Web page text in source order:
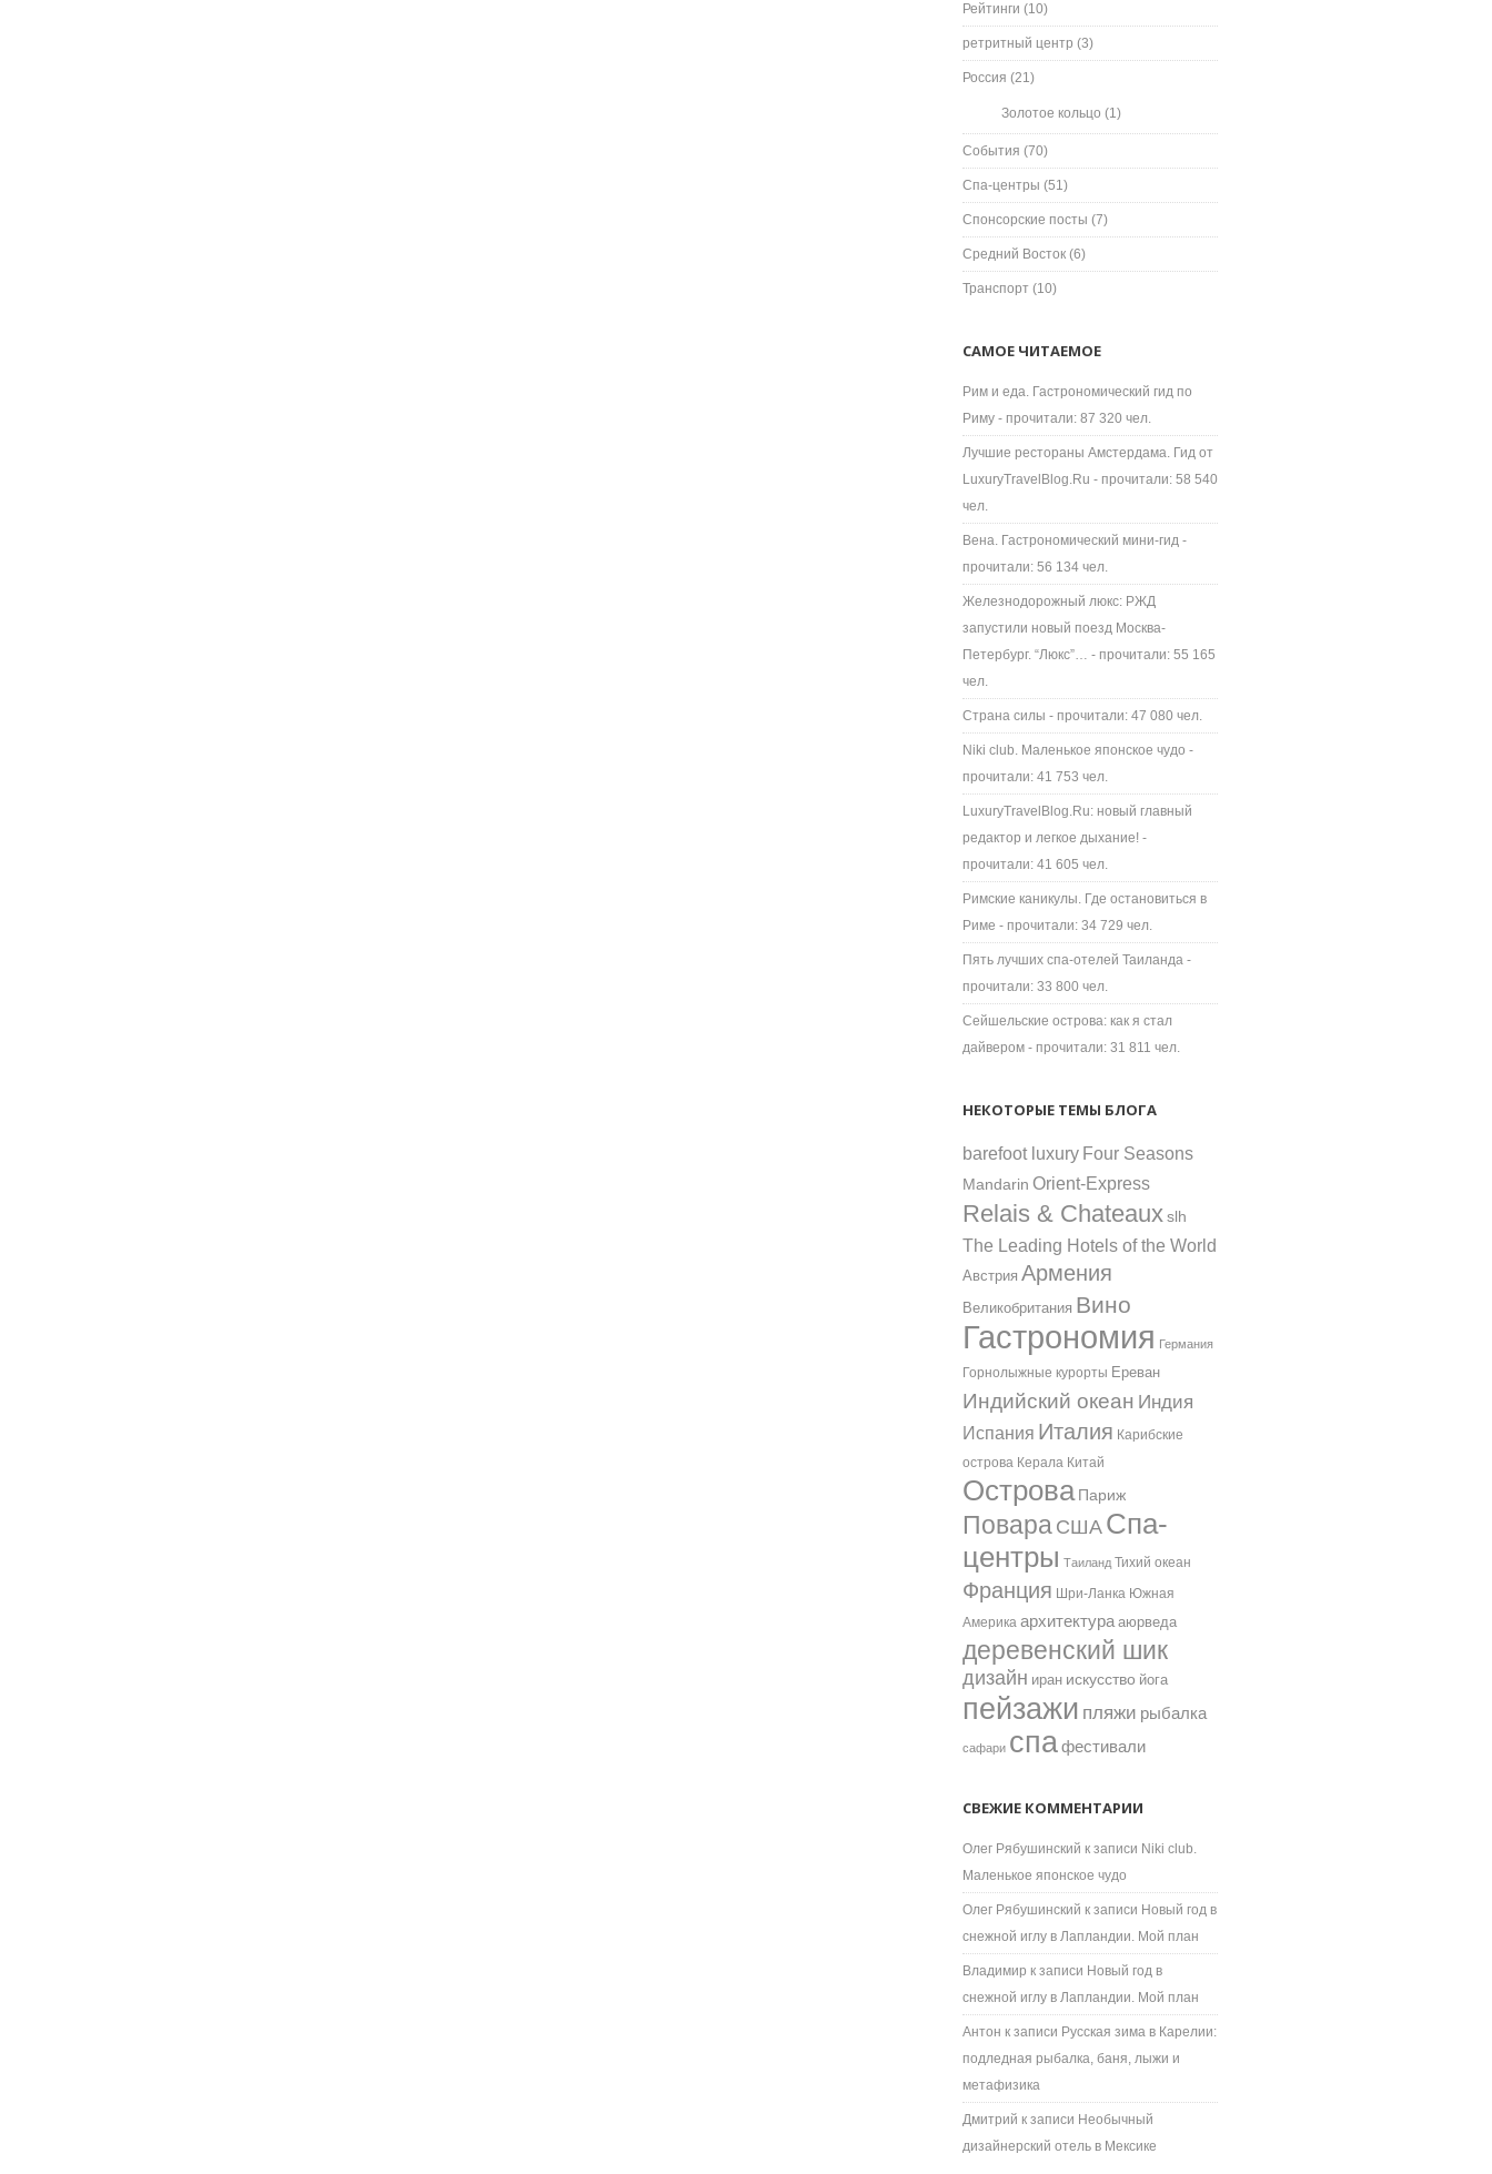
Рейтинги (10)
ретритный центр (3)
Россия (21)
Золотое кольцо (1)
События (70)
Спа-центры (51)
Спонсорские посты (7)
Средний Восток (6)
Транспорт (10)
САМОЕ ЧИТАЕМОЕ
Рим и еда. Гастрономический гид по
Риму - прочитали: 87 320 чел.
Лучшие рестораны Амстердама. Гид от
LuxuryTravelBlog.Ru - прочитали: 58 540
чел.
Вена. Гастрономический мини-гид -
прочитали: 56 134 чел.
Железнодорожный люкс: РЖД
запустили новый поезд Москва-
Петербург. “Люкс”… - прочитали: 55 165
чел.
Страна силы - прочитали: 47 080 чел.
Niki club. Маленькое японское чудо -
прочитали: 41 753 чел.
LuxuryTravelBlog.Ru: новый главный
редактор и легкое дыхание! -
прочитали: 41 605 чел.
Римские каникулы. Где остановиться в
Риме - прочитали: 34 729 чел.
Пять лучших спа-отелей Таиланда -
прочитали: 33 800 чел.
Сейшельские острова: как я стал
дайвером - прочитали: 31 811 чел.
НЕКОТОРЫЕ ТЕМЫ БЛОГА
barefoot luxury Four Seasons
Mandarin Orient-Express
Relais & Chateauxslh
The Leading Hotels of the World
Австрия Армения
Великобритания Вино
Гастрономия Германия
Горнолыжные курорты Ереван
Индийский океан Индия
Испания Италия Карибские
острова Керала Китай
Острова Париж
Повара США Спа-
центры Таиланд Тихий океан
Франция Шри-Ланка Южная
Америка архитектура аюрведа
деревенский шик
дизайн иран искусство йога
пейзажи пляжи рыбалка
сафари спафестивали
СВЕЖИЕ КОММЕНТАРИИ
Олег Рябушинский к записи Niki club.
Маленькое японское чудо
Олег Рябушинский к записи Новый год в
снежной иглу в Лапландии. Мой план
Владимир к записи Новый год в
снежной иглу в Лапландии. Мой план
Антон к записи Русская зима в Карелии:
подледная рыбалка, баня, лыжи и
метафизика
Дмитрий к записи Необычный
дизайнерский отель в Мексике